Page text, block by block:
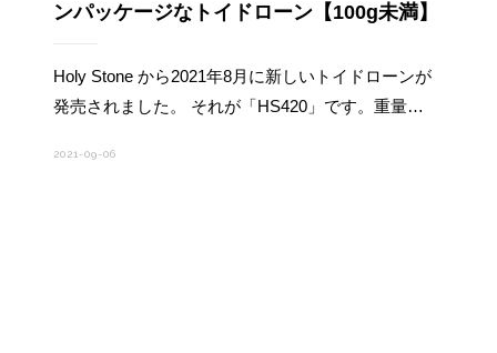
ンパッケージなトイドローン【100g未満】
Holy Stone から2021年8月に新しいトイドローンが
発売されました。 それが「HS420」です。重量…
2021-09-06